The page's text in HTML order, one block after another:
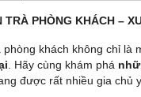
TRÀ PHÒNG KHÁCH –
phòng khách không chỉ là
. Hãy cùng khám phá
được rất nhiều gia chủ